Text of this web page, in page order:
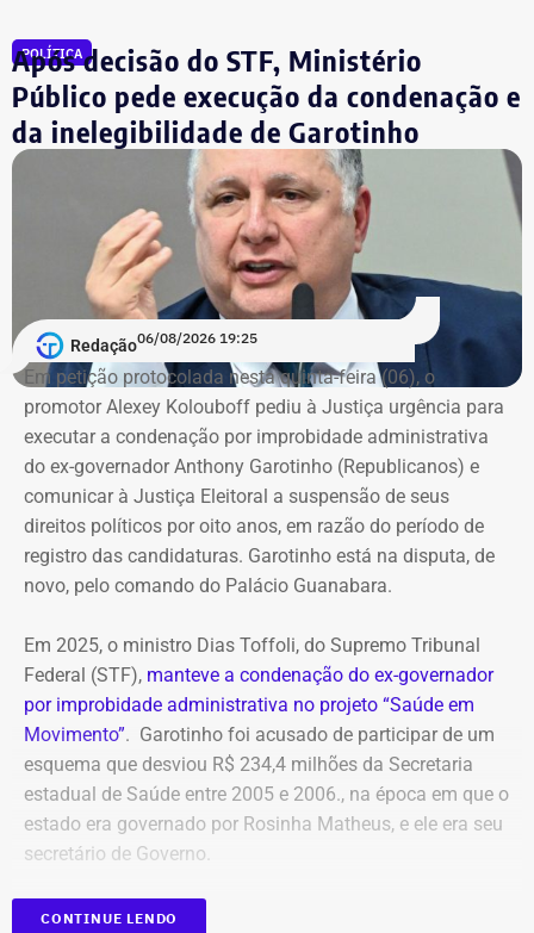
sobre marca, modelo ou valor de mercado dos relógios.
POLÍTICA
Após decisão do STF, Ministério
Público pede execução da condenação e
da inelegibilidade de Garotinho
Redação06/08/2026 19:25
Em petição protocolada nesta quinta-feira (06), o
promotor Alexey Kolouboff pediu à Justiça urgência para
executar a condenação por improbidade administrativa
do ex-governador Anthony Garotinho (Republicanos) e
comunicar à Justiça Eleitoral a suspensão de seus
direitos políticos por oito anos, em razão do período de
registro das candidaturas. Garotinho está na disputa, de
novo, pelo comando do Palácio Guanabara.
Em 2025, o ministro Dias Toffoli, do Supremo Tribunal
Federal (STF), manteve a condenação do ex-governador
por improbidade administrativa no projeto “Saúde em
Movimento”. Garotinho foi acusado de participar de um
esquema que desviou R$ 234,4 milhões da Secretaria
estadual de Saúde entre 2005 e 2006., na época em que o
estado era governado por Rosinha Matheus, e ele era seu
secretário de Governo.
Com isso, a sentença tornou-se definitiva.
CONTINUE LENDO